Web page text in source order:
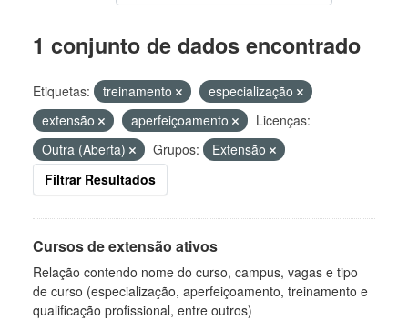
1 conjunto de dados encontrado
Etiquetas: treinamento
especialização
extensão
aperfeiçoamento
Licenças:
Outra (Aberta)
Grupos:
Extensão
Filtrar Resultados
Cursos de extensão ativos
Relação contendo nome do curso, campus, vagas e tipo
de curso (especialização, aperfeiçoamento, treinamento e
qualificação profissional, entre outros)